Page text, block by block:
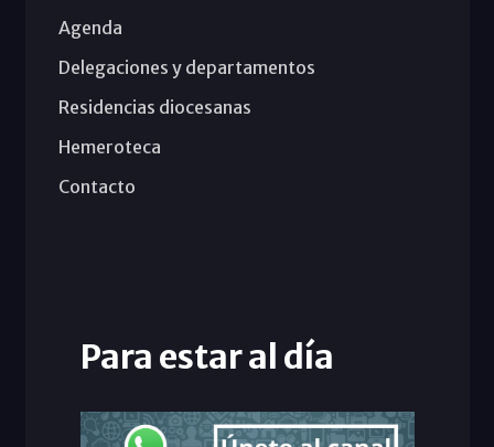
Agenda
Delegaciones y departamentos
Residencias diocesanas
Hemeroteca
Contacto
Para estar al día